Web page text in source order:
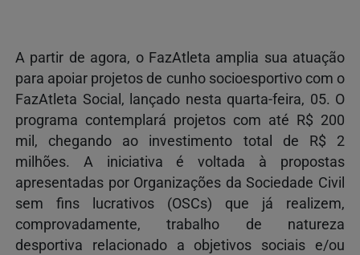
A partir de agora, o FazAtleta amplia sua atuação
para apoiar projetos de cunho socioesportivo com o
FazAtleta Social, lançado nesta quarta-feira, 05. O
programa contemplará projetos com até R$ 200
mil, chegando ao investimento total de R$ 2
milhões. A iniciativa é voltada à propostas
apresentadas por Organizações da Sociedade Civil
sem fins lucrativos (OSCs) que já realizem,
comprovadamente, trabalho de natureza
desportiva relacionado a objetivos sociais e/ou